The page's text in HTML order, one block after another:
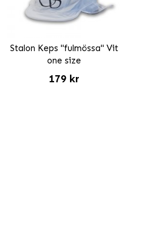
Stalon Keps "fulmössa" Vit
one size
179 kr